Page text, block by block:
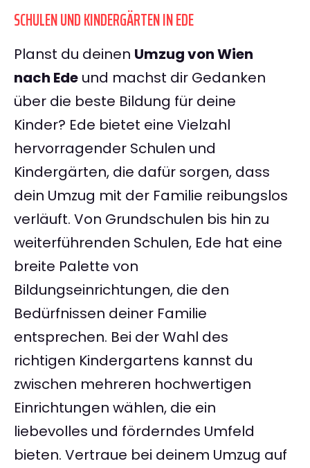
SCHULEN UND KINDERGÄRTEN IN EDE
Planst du deinen Umzug von Wien
nach Ede und machst dir Gedanken
über die beste Bildung für deine
Kinder? Ede bietet eine Vielzahl
hervorragender Schulen und
Kindergärten, die dafür sorgen, dass
dein Umzug mit der Familie reibungslos
verläuft. Von Grundschulen bis hin zu
weiterführenden Schulen, Ede hat eine
breite Palette von
Bildungseinrichtungen, die den
Bedürfnissen deiner Familie
entsprechen. Bei der Wahl des
richtigen Kindergartens kannst du
zwischen mehreren hochwertigen
Einrichtungen wählen, die ein
liebevolles und förderndes Umfeld
bieten. Vertraue bei deinem Umzug auf